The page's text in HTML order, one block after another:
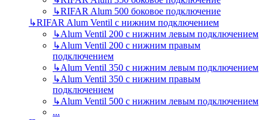
↳RIFAR Alum 500 боковое подключение
↳RIFAR Alum Ventil с нижним подключением
↳Alum Ventil 200 с нижним левым подключением
↳Alum Ventil 200 с нижним правым
подключением
↳Alum Ventil 350 с нижним левым подключением
↳Alum Ventil 350 с нижним правым
подключением
↳Alum Ventil 500 с нижним левым подключением
...